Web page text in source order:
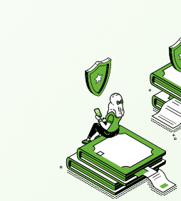
Zakaj Credentium
O CloudTeamu
Za podjetja za usposabljanje
Za organizatorje dogodkov
Kaj so mikrokvalifikacije?
Predpisi
Standardi in integracije